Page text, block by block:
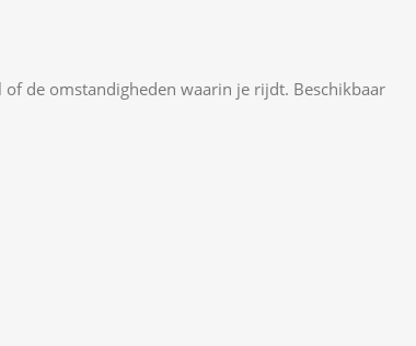
de omstandigheden waarin je rijdt. Beschikbaar